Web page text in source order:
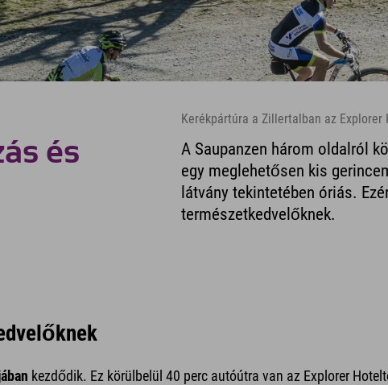
és
Kerékpártúra a Zillertalban az
A Saupanzen három oldalról
egy meglehetősen kis
látvány tekintetében óriás.
természetkedvelőknek.
kezdődik. Ez körülbelül 40 perc autóútra van az Explorer